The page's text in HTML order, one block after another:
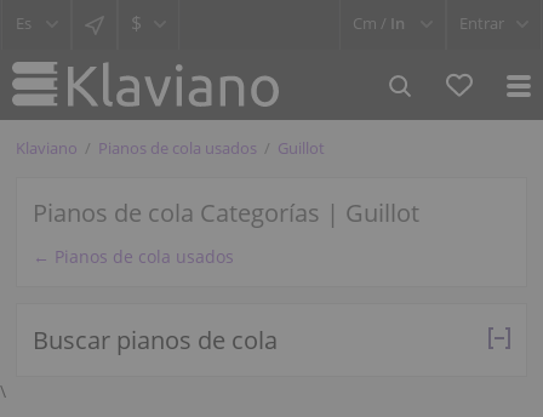
$ Cm / In Entrar
Klaviano Pianos de cola usados Guillot
Pianos de cola Categorías | Guillot
← Pianos de cola usados
Buscar pianos de cola
\